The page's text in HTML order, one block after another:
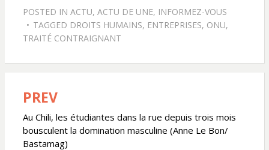
POSTED IN ACTU, ACTU DE UNE, INFORMEZ-VOUS
TAGGED DROITS HUMAINS, ENTREPRISES, ONU,
TRAITÉ CONTRAIGNANT
Navigation
de
l’article
PREV
Au Chili, les étudiantes dans la rue depuis trois mois
bousculent la domination masculine (Anne Le Bon/
Bastamag)